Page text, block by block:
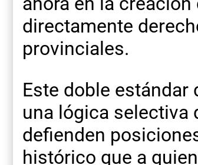
directamente
provinciales.
Este doble
una lógica selectiva
defienden
histórico que a